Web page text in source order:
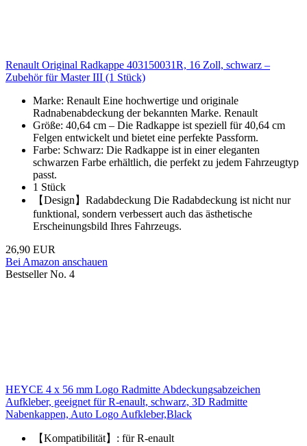
Renault Original Radkappe 403150031R, 16 Zoll, schwarz –
Zubehör für Master III (1 Stück)
Marke: Renault Eine hochwertige und originale
Radnabenabdeckung der bekannten Marke. Renault
Größe: 40,64 cm – Die Radkappe ist speziell für 40,64 cm
Felgen entwickelt und bietet eine perfekte Passform.
Farbe: Schwarz: Die Radkappe ist in einer eleganten
schwarzen Farbe erhältlich, die perfekt zu jedem Fahrzeugtyp
passt.
1 Stück
【Design】Radabdeckung Die Radabdeckung ist nicht nur
funktional, sondern verbessert auch das ästhetische
Erscheinungsbild Ihres Fahrzeugs.
26,90 EUR
Bei Amazon anschauen
Bestseller No. 4
HEYCE 4 x 56 mm Logo Radmitte Abdeckungsabzeichen
Aufkleber, geeignet für R-enault, schwarz, 3D Radmitte
Nabenkappen, Auto Logo Aufkleber,Black
【Kompatibilität】: für R-enault